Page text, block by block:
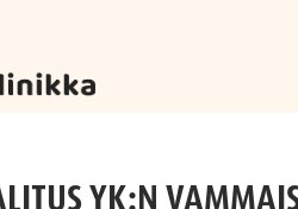
YK:N